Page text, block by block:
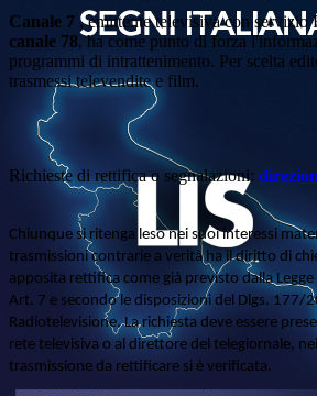
Canale 7 , emittente televisiva con servizio
canale 78, ha come punto di forza
programmi di intrattenimento. Per scelta
trasmessi televendite e film.
Richieste di rettifica o segnalazioni:
Chiunque si ritenga leso nei suoi interessi
trasmissioni contrarie a verità ha il diritto di
apposita rettifica come già previsto dalla
Art. 7 e secondo le disposizioni del Dlgs. 177/
Radiotelevisione. La richiesta deve essere
rete televisiva o al direttore del telegiornale,
trasmissione da rettificare si è verificata.